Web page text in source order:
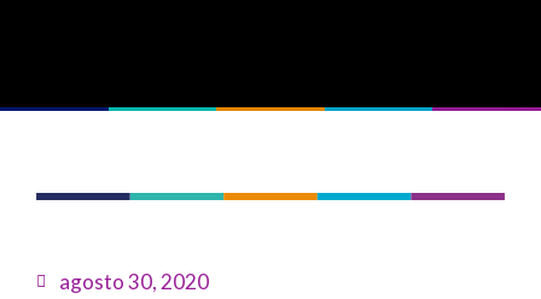
agosto 30, 2020